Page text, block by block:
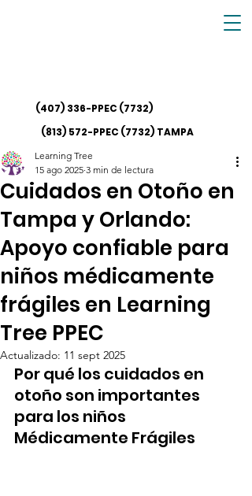
(407) 336-PPEC (7732)
(813) 572-PPEC (7732) TAMPA
Cuidados en Otoño en
Tampa y Orlando:
Apoyo confiable para
niños médicamente
frágiles en Learning
Tree PPEC
Learning Tree
15 ago 2025 3 min de lectura
Actualizado: 11 sept 2025
Por qué los cuidados en
otoño son importantes
para los niños
Médicamente Frágiles